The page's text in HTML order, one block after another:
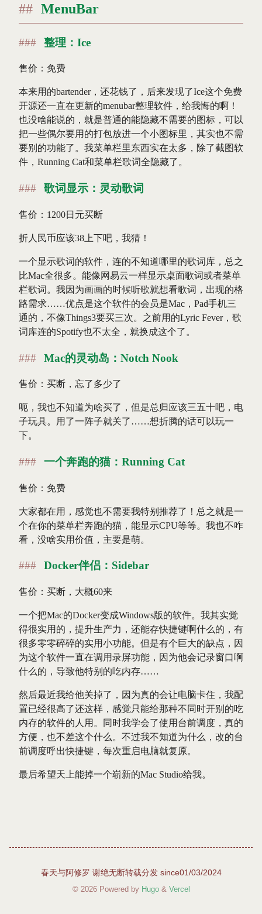
MenuBar
整理：Ice
售价：免费
本来用的bartender，还花钱了，后来发现了Ice这个免费
开源还一直在更新的menubar整理软件，给我悔的啊！
也没啥能说的，就是普通的能隐藏不需要的图标，可以
把一些偶尔要用的打包放进一个小图标里，其实也不需
要别的功能了。我菜单栏里东西实在太多，除了截图软
件，Running Cat和菜单栏歌词全隐藏了。
歌词显示：灵动歌词
售价：1200日元买断
折人民币应该38上下吧，我猜！
一个显示歌词的软件，连的不知道哪里的歌词库，总之
比Mac全很多。能像网易云一样显示桌面歌词或者菜单
栏歌词。我因为画画的时候听歌就想看歌词，出现的格
路需求……优点是这个软件的会员是Mac，Pad手机三
通的，不像Things3要买三次。之前用的Lyric Fever，歌
词库连的Spotify也不太全，就换成这个了。
Mac的灵动岛：Notch Nook
售价：买断，忘了多少了
呃，我也不知道为啥买了，但是总归应该三五十吧，电
子玩具。用了一阵子就关了……想折腾的话可以玩一
下。
一个奔跑的猫：Running Cat
售价：免费
大家都在用，感觉也不需要我特别推荐了！总之就是一
个在你的菜单栏奔跑的猫，能显示CPU等等。我也不咋
看，没啥实用价值，主要是萌。
Docker伴侣：Sidebar
售价：买断，大概60来
一个把Mac的Docker变成Windows版的软件。我其实觉
得很实用的，提升生产力，还能存快捷键啊什么的，有
很多零零碎碎的实用小功能。但是有个巨大的缺点，因
为这个软件一直在调用录屏功能，因为他会记录窗口啊
什么的，导致他特别的吃内存……
然后最近我给他关掉了，因为真的会让电脑卡住，我配
置已经很高了还这样，感觉只能给那种不同时开别的吃
内存的软件的人用。同时我学会了使用台前调度，真的
方便，也不差这个什么。不过我不知道为什么，改的台
前调度呼出快捷键，每次重启电脑就复原。
最后希望天上能掉一个崭新的Mac Studio给我。
春天与阿修罗 谢绝无断转载分发 since01/03/2024
© 2026 Powered by Hugo& Vercel